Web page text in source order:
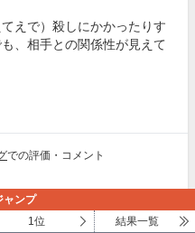
えで）殺しにかかったりす
、相手との関係性が見えて
での評価・コメント
いるというところからまず
聞いてから配信に行くと歌
ャンプ
1位 結果一覧